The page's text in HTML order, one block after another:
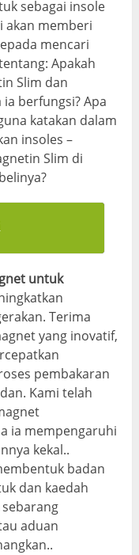
sebagai insole
akan memberi
mencari
Apakah
Slim dan
berfungsi? Apa
katakan dalam
insoles –
Slim di
untuk
Terima
yang inovatif,
pembakaran
Kami telah
ia mempengaruhi
kekal..
badan
dan kaedah
aduan